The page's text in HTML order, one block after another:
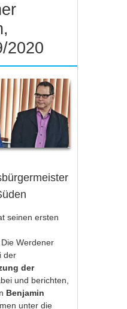
2020
seinen ersten
Werdener
der
der
und berichten,
Benjamin
unter die